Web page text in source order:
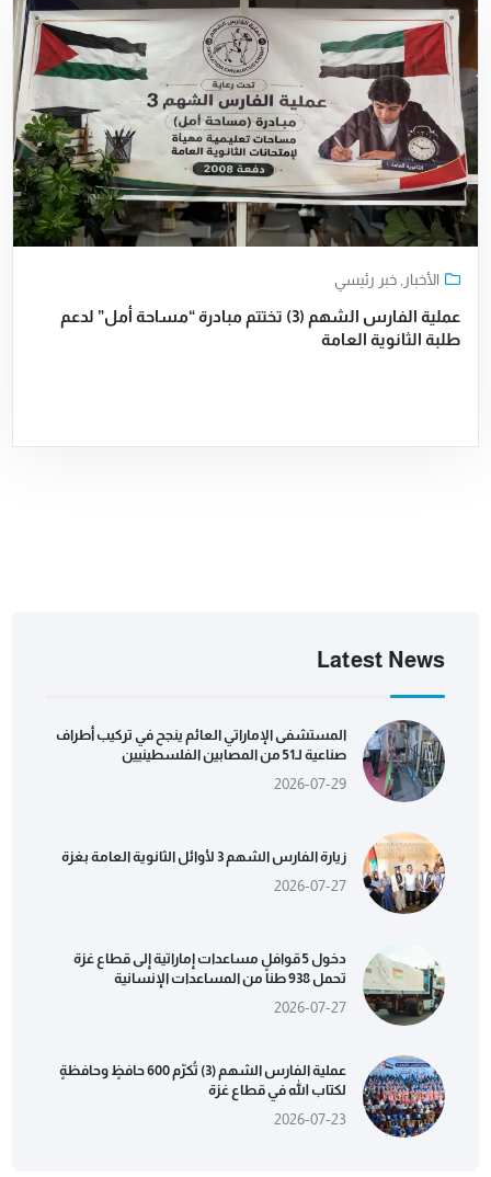
الأخبار ,خبر رئيسي
عملية الفارس الشهم (3) تختتم مبادرة “مساحة أمل” لدعم
طلبة الثانوية العامة
Latest News
المستشفى الإماراتي العائم ينجح في تركيب أطراف
صناعية لـ51 من المصابين الفلسطينيين
2026-07-29
زيارة الفارس الشهم 3 لأوائل الثانوية العامة بغزة
2026-07-27
دخول 5 قوافل مساعدات إماراتية إلى قطاع غزة
تحمل 938 طناً من المساعدات الإنسانية
2026-07-27
عملية الفارس الشهم (3) تُكرّم 600 حافظٍ وحافظةٍ
لكتاب الله في قطاع غزة
2026-07-23